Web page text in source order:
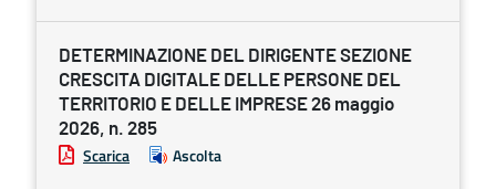
DETERMINAZIONE DEL DIRIGENTE SEZIONE
CRESCITA DIGITALE DELLE PERSONE DEL
TERRITORIO E DELLE IMPRESE 26 maggio
2026, n. 285
Scarica Ascolta